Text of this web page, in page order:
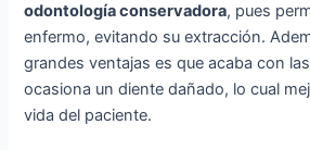
odontología conservadora, pues
enfermo, evitando su extracción.
grandes ventajas es que acaba con
ocasiona un diente dañado, lo cual
vida del paciente.